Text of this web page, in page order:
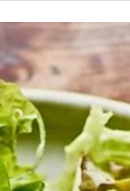
la relation à la nourriture s’apaise, et
Comme si le cerveau
une mise à jour de son fonctionnement.
les efforts nécessaires diminuent